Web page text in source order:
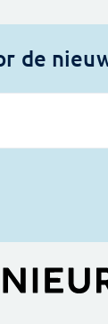
de